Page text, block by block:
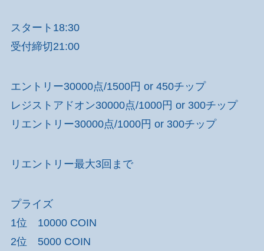
スタート18:30
受付締切21:00
エントリー30000点/1500円 or 450チップ
レジストアドオン30000点/1000円 or 300チップ
リエントリー30000点/1000円 or 300チップ
リエントリー最大3回まで
プライズ
1位 10000 COIN
2位 5000 COIN